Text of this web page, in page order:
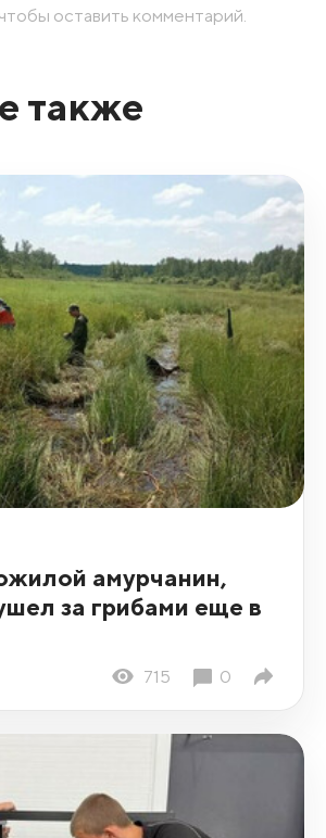
оставить комментарий.
также
амурчанин,
за грибами еще в
715 0